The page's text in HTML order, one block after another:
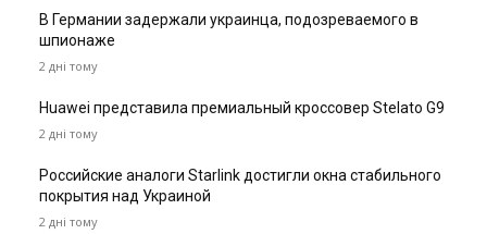
В Германии задержали украинца, подозреваемого в
шпионаже
2 дні тому
Huawei представила премиальный кроссовер Stelato G9
2 дні тому
Российские аналоги Starlink достигли окна стабильного
покрытия над Украиной
2 дні тому